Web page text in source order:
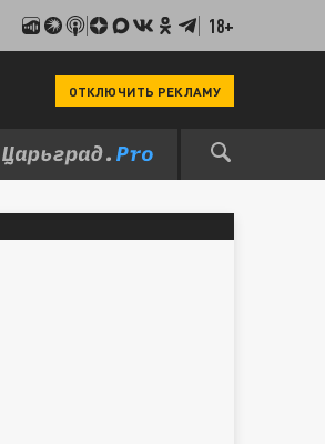
18+
ОТКЛЮЧИТЬ РЕКЛАМУ